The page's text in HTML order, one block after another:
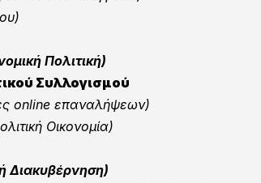
Πολιτική)
Συλλογισμού
online επαναλήψεων)
Οικονομία)
Διακυβέρνηση)